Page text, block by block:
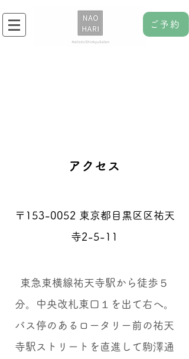
ご予約
​ アクセス
〒153-0052 東京都目黒区区祐天
寺2-5-11
東急東横線祐天寺駅から徒歩５
分。中央改札東口１を出て右へ。
バス停のあるロータリー前の祐天
寺駅ストリートを直進して駒澤通